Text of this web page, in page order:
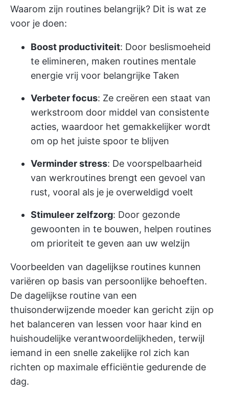
Waarom zijn routines belangrijk? Dit is wat ze
voor je doen:
Boost productiviteit: Door beslismoeheid
te elimineren, maken routines mentale
energie vrij voor belangrijke Taken
Verbeter focus: Ze creëren een staat van
werkstroom door middel van consistente
acties, waardoor het gemakkelijker wordt
om op het juiste spoor te blijven
Verminder stress: De voorspelbaarheid
van werkroutines brengt een gevoel van
rust, vooral als je je overweldigd voelt
Stimuleer zelfzorg: Door gezonde
gewoonten in te bouwen, helpen routines
om prioriteit te geven aan uw welzijn
Voorbeelden van dagelijkse routines kunnen
variëren op basis van persoonlijke behoeften.
De dagelijkse routine van een
thuisonderwijzende moeder kan gericht zijn op
het balanceren van lessen voor haar kind en
huishoudelijke verantwoordelijkheden, terwijl
iemand in een snelle zakelijke rol zich kan
richten op maximale efficiëntie gedurende de
dag.